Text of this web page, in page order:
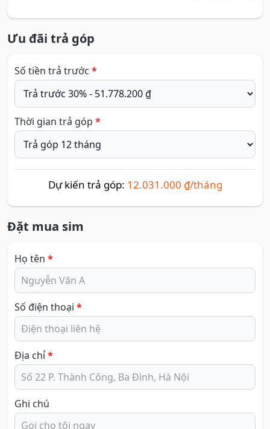
Ưu đãi trả góp
Số tiền trả trước *
Thời gian trả góp *
Dự kiến trả góp: 12.031.000 ₫/tháng
Đặt mua sim
Họ tên *
Số điện thoại *
Địa chỉ*
Ghi chú